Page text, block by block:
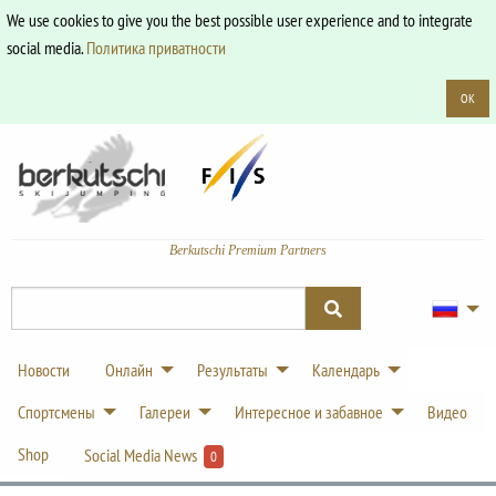
We use cookies to give you the best possible user experience and to integrate
social media.Политика приватности
OK
Berkutschi Premium Partners
Новости Онлайн Результаты
Календарь
Спортсмены
Галереи Интересное и забавное
Видео
Shop
Social Media News 0